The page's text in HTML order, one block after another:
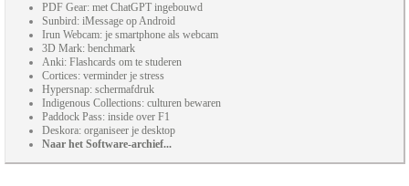
PDF Gear: met ChatGPT ingebouwd
Sunbird: iMessage op Android
Irun Webcam: je smartphone als webcam
3D Mark: benchmark
Anki: Flashcards om te studeren
Cortices: verminder je stress
Hypersnap: schermafdruk
Indigenous Collections: culturen bewaren
Paddock Pass: inside over F1
Deskora: organiseer je desktop
Naar het Software-archief...